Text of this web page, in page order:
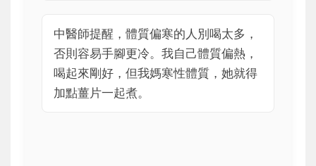
中醫師提醒，體質偏寒的人別喝太多，
否則容易手腳更冷。我自己體質偏熱，
喝起來剛好，但我媽寒性體質，她就得
加點薑片一起煮。